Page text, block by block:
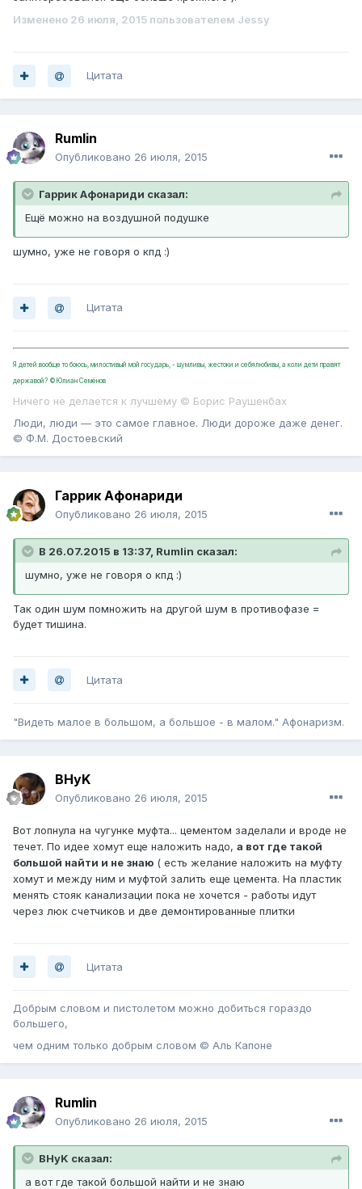
Изменено 26 июля, 2015 пользователем Jessy
Цитата
Rumlin
Опубликовано 26 июля, 2015
Гаррик Афонариди сказал:
Ещё можно на воздушной подушке
шумно, уже не говоря о кпд :)
Цитата
Я детей вообще то боюсь, милостивый мой государь, - шумливы, жестоки и себялюбивы, а коли дети правят
державой? ©Юлиан Семёнов
Ничего не делается к лучшему © Борис Раушенбах
Люди, люди — это самое главное. Люди дороже даже денег.
© Ф.М. Достоевский
Гаррик Афонариди
Опубликовано 26 июля, 2015
В 26.07.2015 в 13:37, Rumlin сказал:
шумно, уже не говоря о кпд :)
Так один шум помножить на другой шум в противофазе =
будет тишина.
Цитата
"Видеть малое в большом, а большое - в малом." Афонаризм.
BHyK
Опубликовано 26 июля, 2015
Вот лопнула на чугунке муфта... цементом заделали и вроде не
течет. По идее хомут еще наложить надо, а вот где такой
большой найти и не знаю ( есть желание наложить на муфту
хомут и между ним и муфтой залить еще цемента. На пластик
менять стояк канализации пока не хочется - работы идут
через люк счетчиков и две демонтированные плитки
Цитата
Добрым словом и пистолетом можно добиться гораздо
большего,
чем одним только добрым словом © Аль Капоне
Rumlin
Опубликовано 26 июля, 2015
BHyK сказал:
а вот где такой большой найти и не знаю